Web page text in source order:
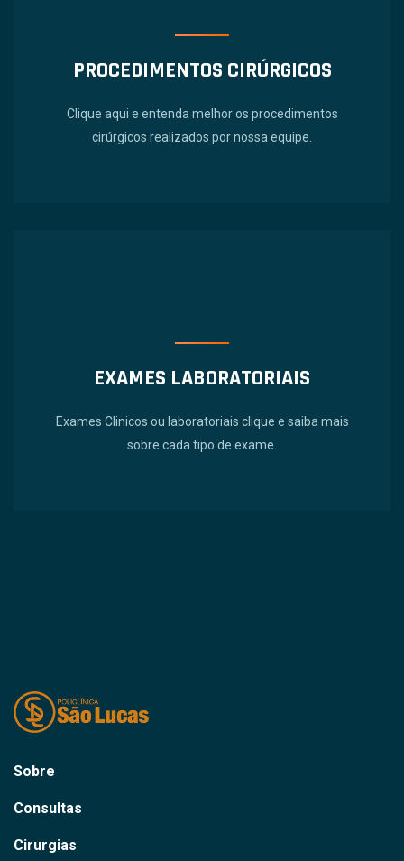
PROCEDIMENTOS CIRÚRGICOS
Clique aqui e entenda melhor os procedimentos
cirúrgicos realizados por nossa equipe.
EXAMES LABORATORIAIS
Exames Clinicos ou laboratoriais clique e saiba mais
sobre cada tipo de exame.
Sobre
Consultas
Cirurgias